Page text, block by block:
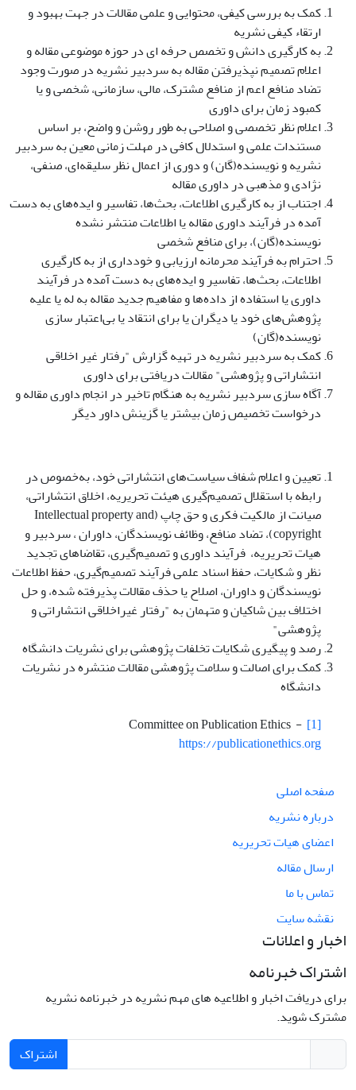
کمک به بررسی کیفی، محتوایی و علمی مقالات در جهت بهبود و
ارتقاء کیفی نشریه
به کارگیری دانش و تخصص حرفه ای در حوزه موضوعی مقاله و
اعلام تصمیم نپذیرفتن مقاله به سردبیر نشریه در صورت وجود
تضاد منافع اعم از منافع مشترک، مالی، سازمانی، شخصی و یا
کمبود زمان برای داوری
اعلام نظر تخصصی و اصلاحی به طور روشن و واضح، بر اساس
مستندات علمی و استدلال کافی در مهلت زمانی معین به سردبیر
نشریه و نویسنده(گان) و دوری از اعمال نظر سلیقه‌ای، صنفی،
نژادی و مذهبی در داوری مقاله
اجتناب از به کارگیری اطلاعات، بحث‌ها، تفاسیر و ایده‌های به دست
آمده در فرآیند داوری مقاله یا اطلاعات منتشر نشده
نویسنده(گان)، برای منافع شخصی
احترام به فرآیند محرمانه ارزیابی و خودداری از به کارگیری
اطلاعات، بحث‌ها، تفاسیر و ایده‌های به دست آمده در فرآیند
داوری یا استفاده از داده‌ها و مفاهیم جدید مقاله به له یا علیه
پژوهش‌های خود یا دیگران یا برای انتقاد یا بی‌اعتبار سازی
نویسنده(گان)
کمک به سردبیر نشریه در تهیه گزارش "رفتار غیر اخلاقی
انتشاراتی و پژوهشی" مقالات دریافتی برای داوری
آگاه سازی سردبیر نشریه به‌ هنگام تاخیر در انجام داوری مقاله و
درخواست تخصیص زمان بیشتر یا گزینش داور دیگر
تعیین و اعلام شفاف سیاست‌های انتشاراتی خود، به‌خصوص در
رابطه با استقلال تصمیم‌گیری هیئت تحریریه، اخلاق انتشاراتی،
صیانت از مالکیت فکری و حق چاپ (Intellectual property and
copyright)، تضاد منافع، وظائف نویسندگان، داوران ، سردبیر و
هیات تحریریه، فرآیند داوری و تصمیم‌گیری، تقاضاهای تجدید
نظر و شکایات، حفظ اسناد علمی فرآیند تصمیم‌گیری، حفظ اطلاعات
نویسندگان و داوران، اصلاح یا حذف مقالات پذیرفته شده، و حل
اختلاف بین شاکیان و متهمان به "رفتار غیراخلاقی انتشاراتی و
پژوهشی"
رصد و پیگیری شکایات تخلفات پژوهشی برای نشریات دانشگاه
کمک برای اصالت و سلامت پژوهشی مقالات منتشره در نشریات
دانشگاه
[1]
https://publicationethics.org
صفحه اصلی
درباره نشریه
اعضای هیات تحریریه
ارسال مقاله
تماس با ما
نقشه سایت
اخبار و اعلانات
اشتراک خبرنامه
برای دریافت اخبار و اطلاعیه های مهم نشریه در خبرنامه نشریه
مشترک شوید.
اشتراک